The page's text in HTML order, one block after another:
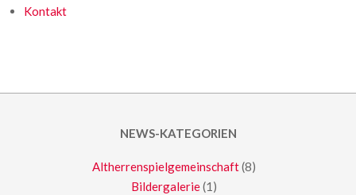
Kontakt
NEWS-KATEGORIEN
Altherrenspielgemeinschaft(8)
Bildergalerie(1)